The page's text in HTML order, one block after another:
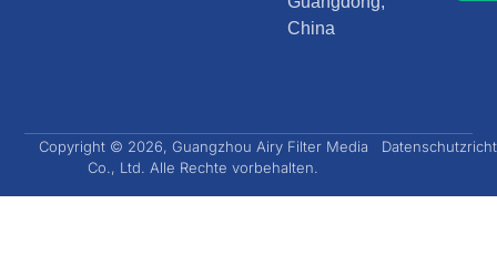
China
Copyright © 2026, Guangzhou Airy Filter Media
Co., Ltd. Alle Rechte vorbehalten.